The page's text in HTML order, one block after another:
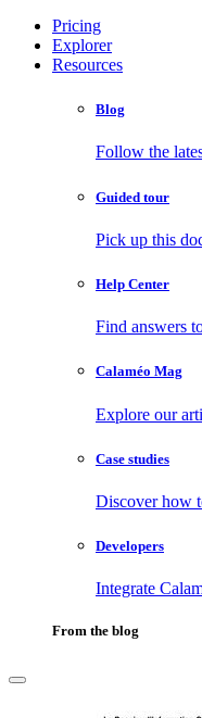
Pricing
Explorer
Resources
Blog
Follow the
Guided tour
Pick up this
Help Center
Find answers
Calaméo Mag
Explore our
Case studies
Discover how
Developers
Integrate
From the blog